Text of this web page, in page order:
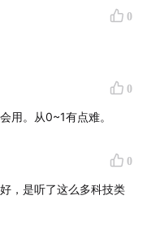
agent：token
的方式，找到合伙
户端形态为什么能
0
0
用。从0~1有点难。
0
，是听了这么多科技类